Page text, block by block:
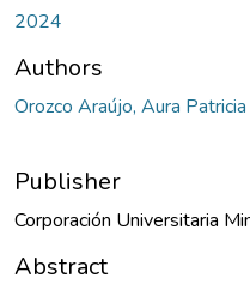
2024
Authors
Orozco Araújo, Aura Patricia
Publisher
Corporación Universitaria
Abstract